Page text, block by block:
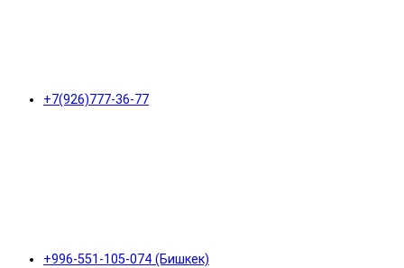
+7(926)777-36-77
+996-551-105-074 (Бишкек)